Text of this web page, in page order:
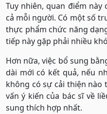
Tuy nhiên, quan điểm
cả mỗi người. Có một số
thực phẩm chức năng
tiếp này gặp phải nhiều
Hơn nữa, việc bổ sung
dài mới có kết quả, nếu
không có sự cải thiện nào
vấn ý kiến của bác sĩ về
sung thích hợp nhất.